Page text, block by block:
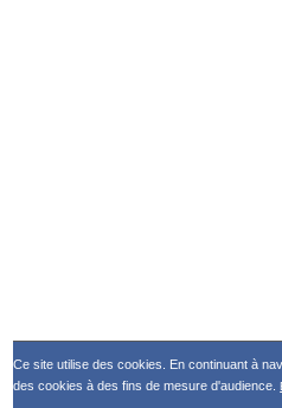
Ce site utilise des cookies. En continuant à
des cookies à des fins de mesure d'audience.